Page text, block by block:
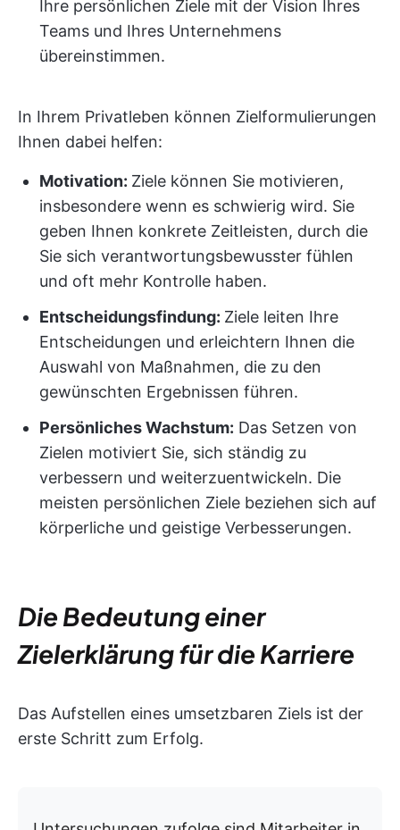
Ihre persönlichen Ziele mit der Vision Ihres
Teams und Ihres Unternehmens
übereinstimmen.
In Ihrem Privatleben können Zielformulierungen
Ihnen dabei helfen:
Motivation: Ziele können Sie motivieren,
insbesondere wenn es schwierig wird. Sie
geben Ihnen konkrete Zeitleisten, durch die
Sie sich verantwortungsbewusster fühlen
und oft mehr Kontrolle haben.
Entscheidungsfindung: Ziele leiten Ihre
Entscheidungen und erleichtern Ihnen die
Auswahl von Maßnahmen, die zu den
gewünschten Ergebnissen führen.
Persönliches Wachstum: Das Setzen von
Zielen motiviert Sie, sich ständig zu
verbessern und weiterzuentwickeln. Die
meisten persönlichen Ziele beziehen sich auf
körperliche und geistige Verbesserungen.
Die Bedeutung einer
Zielerklärung für die Karriere
Das Aufstellen eines umsetzbaren Ziels ist der
erste Schritt zum Erfolg.